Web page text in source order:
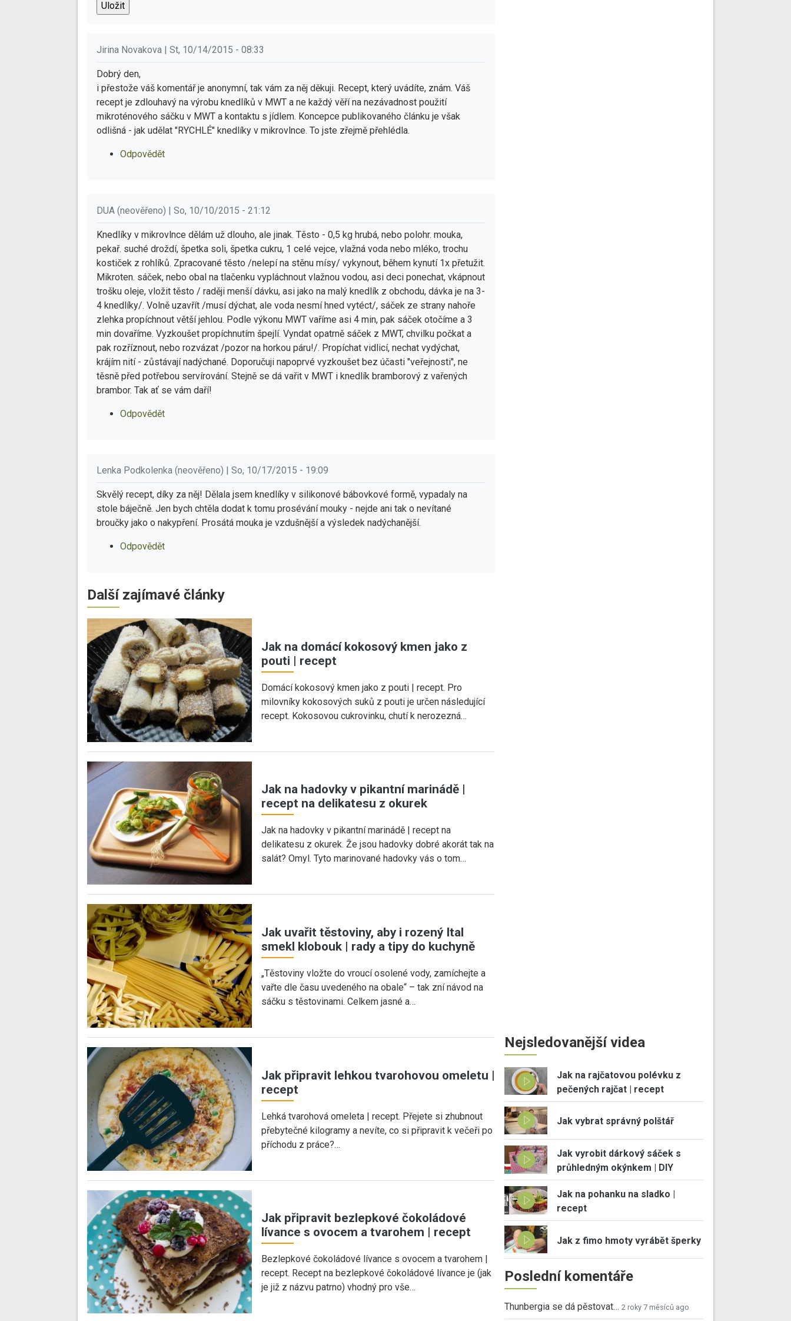
Jirina Novakova | St, 10/14/2015 - 08:33
Dobrý den,
i přestože váš komentář je anonymní, tak vám za něj děkuji. Recept, který uvádíte, znám. Váš
recept je zdlouhavý na výrobu knedlíků v MWT a ne každý věří na nezávadnost použití
mikroténového sáčku v MWT a kontaktu s jídlem. Koncepce publikovaného článku je však
odlišná - jak udělat "RYCHLÉ" knedlíky v mikrovlnce. To jste zřejmě přehlédla.
Odpovědět
DUA (neověřeno) | So, 10/10/2015 - 21:12
Knedlíky v mikrovlnce dělám už dlouho, ale jinak. Těsto - 0,5 kg hrubá, nebo polohr. mouka,
pekař. suché droždí, špetka soli, špetka cukru, 1 celé vejce, vlažná voda nebo mléko, trochu
kostiček z rohlíků. Zpracované těsto /nelepí na stěnu mísy/ vykynout, během kynutí 1x přetužit.
Mikroten. sáček, nebo obal na tlačenku vypláchnout vlažnou vodou, asi deci ponechat, vkápnout
trošku oleje, vložit těsto / raději menší dávku, asi jako na malý knedlík z obchodu, dávka je na 3-
4 knedlíky/. Volně uzavřít /musí dýchat, ale voda nesmí hned vytéct/, sáček ze strany nahoře
zlehka propíchnout větší jehlou. Podle výkonu MWT vaříme asi 4 min, pak sáček otočíme a 3
min dovaříme. Vyzkoušet propíchnutím špejlí. Vyndat opatrně sáček z MWT, chvilku počkat a
pak rozříznout, nebo rozvázat /pozor na horkou páru!/. Propíchat vidlicí, nechat vydýchat,
krájím nití - zůstávají nadýchané. Doporučuji napoprvé vyzkoušet bez účasti "veřejnosti", ne
těsně před potřebou servírování. Stejně se dá vařit v MWT i knedlík bramborový z vařených
brambor. Tak ať se vám daří!
Odpovědět
Lenka Podkolenka (neověřeno) | So, 10/17/2015 - 19:09
Skvělý recept, díky za něj! Dělala jsem knedlíky v silikonové bábovkové formě, vypadaly na
stole báječně. Jen bych chtěla dodat k tomu prosévání mouky - nejde ani tak o nevítané
broučky jako o nakypření. Prosátá mouka je vzdušnější a výsledek nadýchanější.
Odpovědět
Další zajímavé články
Jak na domácí kokosový kmen jako z
pouti | recept
Domácí kokosový kmen jako z pouti | recept. Pro
milovníky kokosových suků z pouti je určen následující
recept. Kokosovou cukrovinku, chutí k nerozezná…
Jak na hadovky v pikantní marinádě |
recept na delikatesu z okurek
Jak na hadovky v pikantní marinádě | recept na
delikatesu z okurek. Že jsou hadovky dobré akorát tak na
salát? Omyl. Tyto marinované hadovky vás o tom…
Jak uvařit těstoviny, aby i rozený Ital
smekl klobouk | rady a tipy do kuchyně
„Těstoviny vložte do vroucí osolené vody, zamíchejte a
vařte dle času uvedeného na obale“ – tak zní návod na
sáčku s těstovinami. Celkem jasné a…
Jak připravit lehkou tvarohovou omeletu |
recept
Lehká tvarohová omeleta | recept. Přejete si zhubnout
přebytečné kilogramy a nevíte, co si připravit k večeři po
příchodu z práce?…
Jak připravit bezlepkové čokoládové
lívance s ovocem a tvarohem | recept
Bezlepkové čokoládové lívance s ovocem a tvarohem |
recept. Recept na bezlepkové čokoládové lívance je (jak
je již z názvu patrno) vhodný pro vše…
Nejsledovanější videa
Jak na rajčatovou polévku z
pečených rajčat | recept
Jak vybrat správný polštář
Jak vyrobit dárkový sáček s
průhledným okýnkem | DIY
Jak na pohanku na sladko |
recept
Jak z fimo hmoty vyrábět šperky
Poslední komentáře
Thunbergia se dá pěstovat… 2 roky 7 měsíců ago